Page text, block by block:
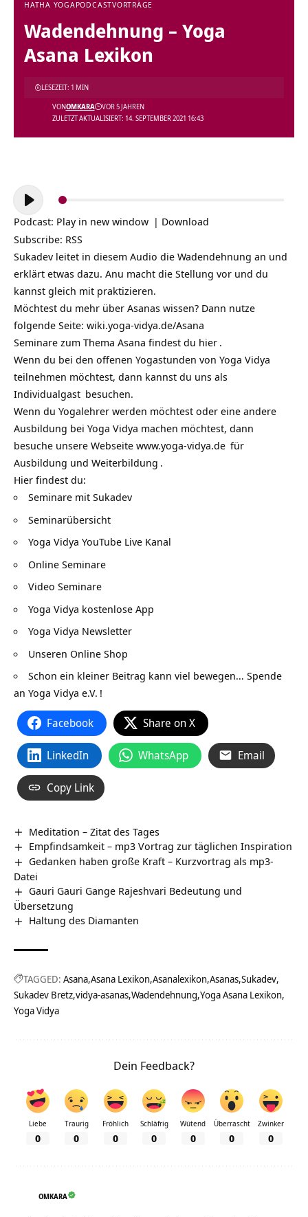
HATHA YOGAPODCASTVORTRÄGE
Wadendehnung – Yoga
Asana Lexikon
ZULETZT AKTUALISIERT: 14. SEPTEMBER 2021 16:43
VONOMKARA VOR 5 JAHREN
LESEZEIT: 1 MIN
Audio-
Player
Podcast: Play in new window | Download
Subscribe: RSS
Sukadev leitet in diesem Audio die Wadendehnung an und
erklärt etwas dazu. Anu macht die Stellung vor und du
kannst gleich mit praktizieren.
Möchtest du mehr über Asanas wissen? Dann nutze
folgende Seite: wiki.yoga-vidya.de/Asana
Seminare zum Thema Asana findest du hier .
Wenn du bei den offenen Yogastunden von Yoga Vidya
teilnehmen möchtest, dann kannst du uns als
Individualgast besuchen.
Wenn du Yogalehrer werden möchtest oder eine andere
Ausbildung bei Yoga Vidya machen möchtest, dann
besuche unsere Webseite www.yoga-vidya.de für
Ausbildung und Weiterbildung .
Hier findest du:
Seminare mit Sukadev
Seminarübersicht
Yoga Vidya YouTube Live Kanal
Online Seminare
Video Seminare
Yoga Vidya kostenlose App
Yoga Vidya Newsletter
Unseren Online Shop
Schon ein kleiner Beitrag kann viel bewegen… Spende
an Yoga Vidya e.V. !
Facebook Share on X
LinkedIn WhatsApp Email
Copy Link
Meditation – Zitat des Tages
Empfindsamkeit – mp3 Vortrag zur täglichen Inspiration
Gedanken haben große Kraft – Kurzvortrag als mp3-
Datei
Gauri Gauri Gange Rajeshvari Bedeutung und
Übersetzung
Haltung des Diamanten
TAGGED: Asana Asana Lexikon Asanalexikon Asanas Sukadev
Sukadev Bretz vidya-asanas Wadendehnung Yoga Asana Lexikon
Yoga Vidya
Dein Feedback?
Liebe
0
Traurig
0
Fröhlich
0
Schläfrig
0
Wütend
0
Überrascht
0
Zwinker
0
OMKARA